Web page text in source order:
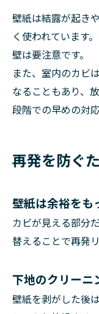
壁紙は結露が起き
く使われています
壁は要注意です。
また、室内のカビ
なることもあり、
段階での早めの対
再発を防ぐ
壁紙は余裕をも
カビが見える部分
替えることで再発
下地のクリーニ
壁紙を剥がした後